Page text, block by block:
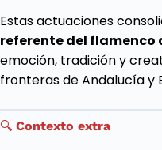
Estas actuaciones
referente del flamenco
emoción, tradición y
fronteras de Andalucía y
🔍 Contexto extra